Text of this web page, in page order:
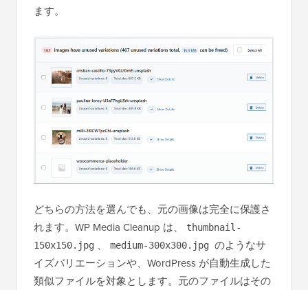
ます。
どちらの方法を選んでも、元の画像は完全に保護さ
れます。WP Media Cleanup は、
thumbnail-
150x150.jpg 、 medium-300x300.jpg のようなサ
イズバリエーションや、WordPress が自動生成した
類似ファイルを対象とします。元のファイルはその